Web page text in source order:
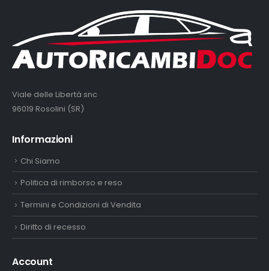
Viale delle Libertà snc
96019 Rosolini (SR)
Informazioni
Chi Siamo
Politica di rimborso e reso
Termini e Condizioni di Vendita
Diritto di recesso
Account